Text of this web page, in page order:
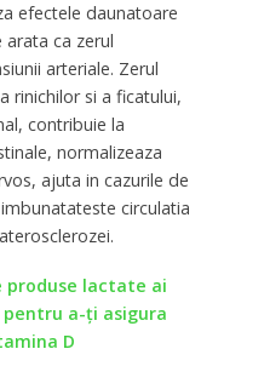
efectele daunatoare
arata ca zerul
arteriale. Zerul
rinichilor si a ficatului,
contribuie la
normalizeaza
ajuta in cazurile de
circulatia
produse lactate ai
pentru a-ți asigura
D